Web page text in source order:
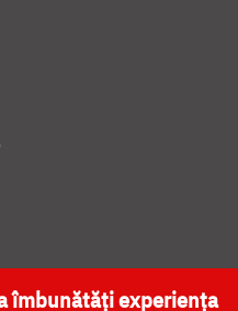
NAȚIONALĂ
îmbunătăți experiența